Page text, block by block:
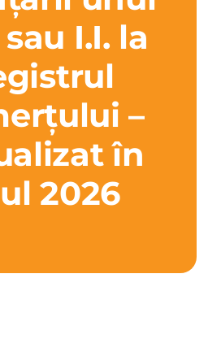
I.I. la
–
în
2026